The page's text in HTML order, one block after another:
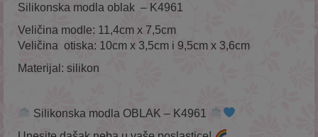
Silikonska modla oblak – K4961
Veličina modle: 11,4cm x 7,5cm
Veličina otiska: 10cm x 3,5cm i 9,5cm x 3,6cm
Materijal: silikon
Silikonska modla OBLAK – K4961